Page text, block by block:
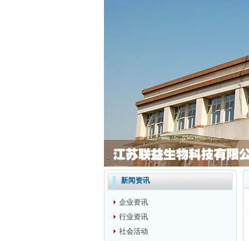
新闻资讯
企业资讯
行业资讯
社会活动